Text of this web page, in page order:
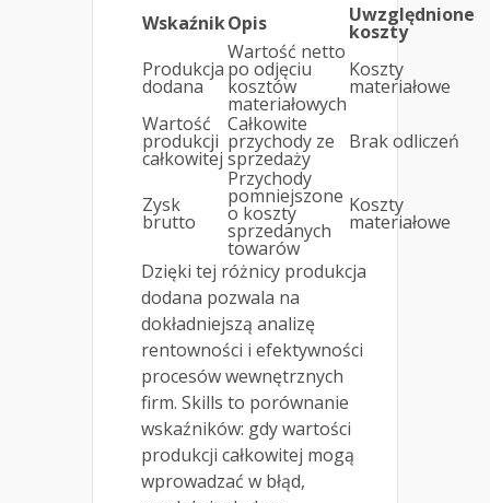
WskaźnikOpis Uwzględnione
koszty
Produkcja
dodana
Wartość netto
po odjęciu
kosztów
materiałowych
Koszty
materiałowe
Wartość
produkcji
całkowitej
Całkowite
przychody ze
sprzedaży
Brak odliczeń
Zysk
brutto
Przychody
pomniejszone
o koszty
sprzedanych
towarów
Koszty
materiałowe
Dzięki tej różnicy produkcja
dodana pozwala na
dokładniejszą analizę
rentowności i efektywności
procesów wewnętrznych
firm. Skills to porównanie
wskaźników: gdy wartości
produkcji całkowitej mogą
wprowadzać w błąd,